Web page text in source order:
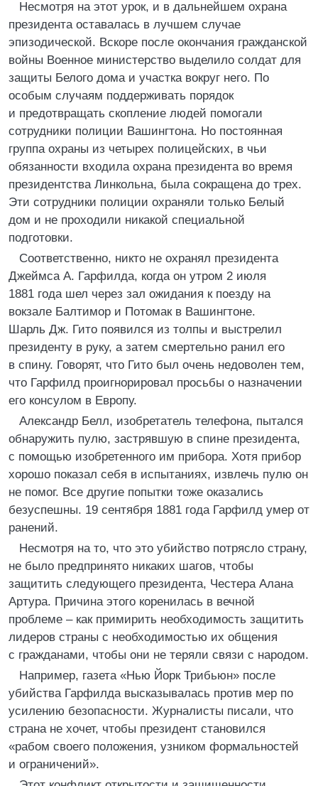
Несмотря на этот урок, и в дальнейшем охрана
президента оставалась в лучшем случае
эпизодической. Вскоре после окончания гражданской
войны Военное министерство выделило солдат для
защиты Белого дома и участка вокруг него. По
особым случаям поддерживать порядок
и предотвращать скопление людей помогали
сотрудники полиции Вашингтона. Но постоянная
группа охраны из четырех полицейских, в чьи
обязанности входила охрана президента во время
президентства Линкольна, была сокращена до трех.
Эти сотрудники полиции охраняли только Белый
дом и не проходили никакой специальной
подготовки.
Соответственно, никто не охранял президента
Джеймса А. Гарфилда, когда он утром 2 июля
1881 года шел через зал ожидания к поезду на
вокзале Балтимор и Потомак в Вашингтоне.
Шарль Дж. Гито появился из толпы и выстрелил
президенту в руку, а затем смертельно ранил его
в спину. Говорят, что Гито был очень недоволен тем,
что Гарфилд проигнорировал просьбы о назначении
его консулом в Европу.
Александр Белл, изобретатель телефона, пытался
обнаружить пулю, застрявшую в спине президента,
с помощью изобретенного им прибора. Хотя прибор
хорошо показал себя в испытаниях, извлечь пулю он
не помог. Все другие попытки тоже оказались
безуспешны. 19 сентября 1881 года Гарфилд умер от
ранений.
Несмотря на то, что это убийство потрясло страну,
не было предпринято никаких шагов, чтобы
защитить следующего президента, Честера Алана
Артура. Причина этого коренилась в вечной
проблеме – как примирить необходимость защитить
лидеров страны с необходимостью их общения
с гражданами, чтобы они не теряли связи с народом.
Например, газета «Нью Йорк Трибьюн» после
убийства Гарфилда высказывалась против мер по
усилению безопасности. Журналисты писали, что
страна не хочет, чтобы президент становился
«рабом своего положения, узником формальностей
и ограничений».